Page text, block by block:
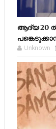
ആദ്യ 20 ല്‍
Unknown